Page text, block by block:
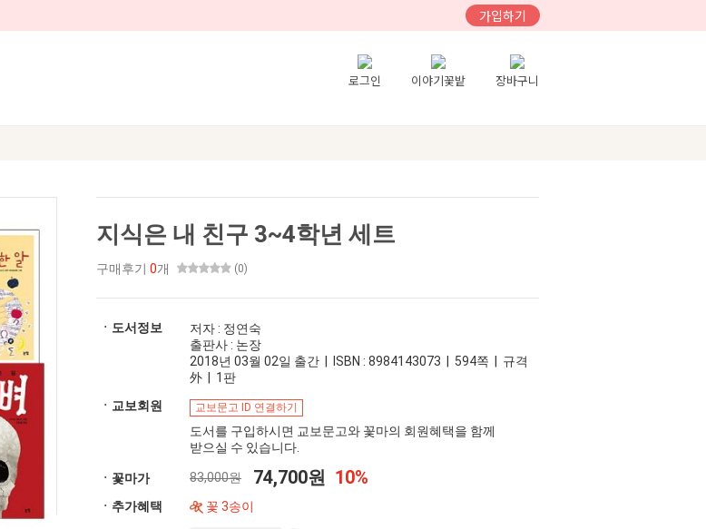
가입하기
로그인 이야기꽃밭 장바구니
지식은 내 친구 3~4학년 세트
구매후기 0개 (0)
ㆍ도서정보
저자 : 정연숙
출판사 : 논장
2018년 03월 02일 출간 | ISBN : 8984143073 | 594쪽 | 규격
外 | 1판
ㆍ교보회원
교보문고 ID 연결하기
도서를 구입하시면 교보문고와 꽃마의 회원혜택을 함께
받으실 수 있습니다.
ㆍ꽃마가 83,000원 74,700원 10%
ㆍ추가혜택 꽃 3송이